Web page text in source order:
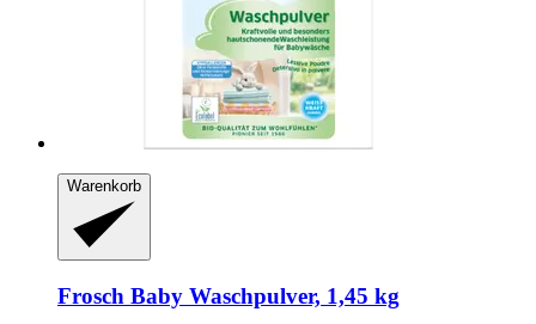
Warenkorb
Frosch Baby Waschpulver, 1,45 kg